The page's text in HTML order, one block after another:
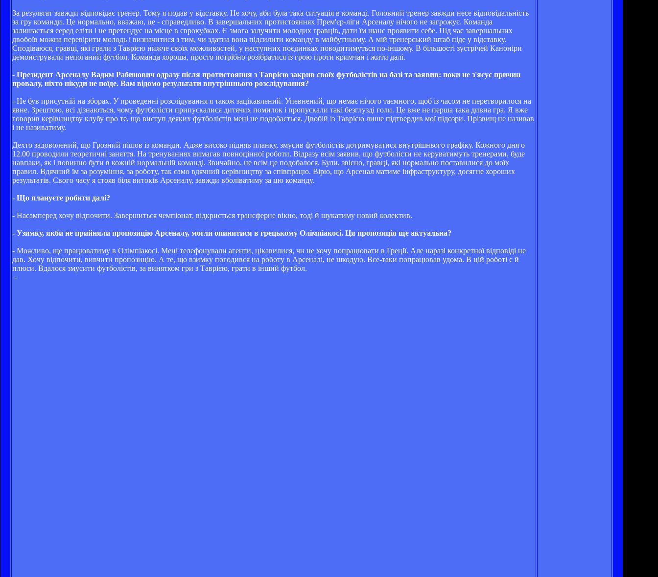
За результат завжди відповідає тренер. Тому я подав у відставку. Не хочу, аби була така ситуація в команді. Головний тренер завжди несе відповідальність
за гру команди. Це нормально, вважаю, це - справедливо. В завершальних протистояннях Прем'єр-ліги Арсеналу нічого не загрожує. Команда
залишається серед еліти і не претендує на місце в єврокубках. Є змога залучити молодих гравців, дати їм шанс проявити себе. Під час завершальних
двобоїв можна перевірити молодь і визначитися з тим, чи здатна вона підсилити команду в майбутньому. А мій тренерський штаб піде у відставку.
Сподіваюся, гравці, які грали з Таврією нижче своїх можливостей, у наступних поєдинках поводитимуться по-іншому. В більшості зустрічей Каноніри
демонстрували непоганий футбол. Команда хороша, просто потрібно розібратися із грою проти кримчан і жити далі.
- Президент Арсеналу Вадим Рабинович одразу після протистояння з Таврією закрив своїх футболістів на базі та заявив: поки не з'ясує причин
провалу, ніхто нікуди не поїде. Вам відомо результати внутрішнього розслідування?
- Не був присутній на зборах. У проведенні розслідування я також зацікавлений. Упевнений, що немає нічого таємного, щоб із часом не перетворилося на
явне. Зрештою, всі дізнаються, чому футболісти припускалися дитячих помилок і пропускали такі безглузді голи. Це вже не перша така дивна гра. Я вже
говорив керівництву клубу про те, що виступ деяких футболістів мені не подобається. Двобій із Таврією лише підтвердив мої підозри. Прізвищ не називав
і не називатиму.
Дехто задоволений, що Грозний пішов із команди. Адже високо підняв планку, змусив футболістів дотримуватися внутрішнього графіку. Кожного дня о
12.00 проводили теоретичні заняття. На тренуваннях вимагав повноцінної роботи. Відразу всім заявив, що футболісти не керуватимуть тренерами, буде
навпаки, як і повинно бути в кожній нормальній команді. Звичайно, не всім це подобалося. Були, звісно, гравці, які нормально поставилися до моїх
правил. Вдячний їм за розуміння, за роботу, так само вдячний керівництву за співпрацю. Вірю, що Арсенал матиме інфраструктуру, досягне хороших
результатів. Свого часу я стояв біля витоків Арсеналу, завжди вболіватиму за цю команду.
- Що плануєте робити далі?
- Насамперед хочу відпочити. Завершиться чемпіонат, відкриється трансферне вікно, тоді й шукатиму новий колектив.
- Узимку, якби не прийняли пропозицію Арсеналу, могли опинитися в грецькому Олімпіакосі. Ця пропозиція ще актуальна?
- Можливо, ще працюватиму в Олімпіакосі. Мені телефонували агенти, цікавилися, чи не хочу попрацювати в Греції. Але наразі конкретної відповіді не
дав. Хочу відпочити, вивчити пропозицію. А те, що взимку погодився на роботу в Арсеналі, не шкодую. Все-таки попрацював удома. В цій роботі є й
плюси. Вдалося змусити футболістів, за винятком гри з Таврією, грати в інший футбол.
-